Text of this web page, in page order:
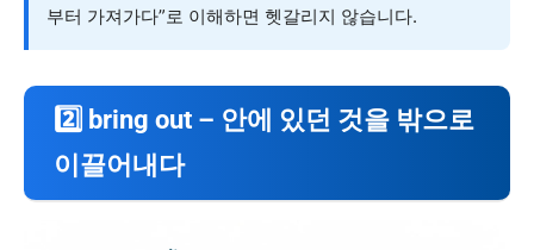
부터 가져가다”로 이해하면 헷갈리지 않습니다.
2️⃣ bring out – 안에 있던 것을 밖으로
이끌어내다